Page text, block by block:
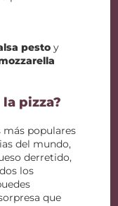
pesto y
pizza?
más populares
del mundo,
derretido,
los
que